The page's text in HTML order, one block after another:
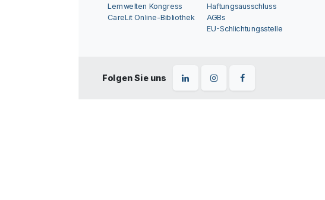
Lernwelten Kongress
CareLit Online-Bibliothek
Haftungsausschluss
AGBs
EU-Schlichtungsstelle
Folgen Sie uns